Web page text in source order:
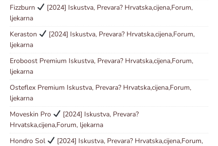
Fizzburn
[2024] Iskustva, Prevara? Hrvatska,cijena,Forum,
ljekarna
Keraston
[2024] Iskustva, Prevara? Hrvatska,cijena,Forum,
ljekarna
Eroboost Premium Iskustva, Prevara? Hrvatska,cijena,Forum,
ljekarna
Osteflex Premium Iskustva, Prevara? Hrvatska,cijena,Forum,
ljekarna
Moveskin Pro
[2024] Iskustva, Prevara?
Hrvatska,cijena,Forum, ljekarna
Hondro Sol
[2024] Iskustva, Prevara? Hrvatska,cijena,Forum,